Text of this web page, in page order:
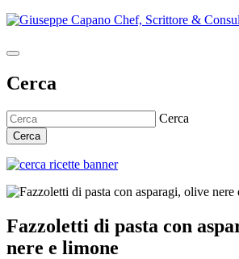
Cerca
Cerca
Cerca
Fazzoletti di pasta con
nere e limone